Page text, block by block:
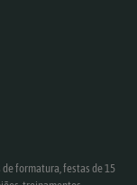
formatura, festas de 15